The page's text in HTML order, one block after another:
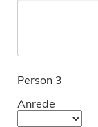
Person 3
Anrede